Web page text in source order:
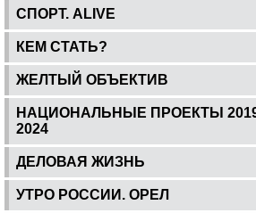
СПОРТ. ALIVE
КЕМ СТАТЬ?
ЖЕЛТЫЙ ОБЪЕКТИВ
НАЦИОНАЛЬНЫЕ ПРОЕКТЫ
2024
ДЕЛОВАЯ ЖИЗНЬ
УТРО РОССИИ. ОРЕЛ